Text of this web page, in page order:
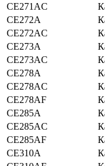
CE271AС
CE272A
CE272AC
CE273A
CE273AC
CE278A
CE278AC
CE278AF
CE285A
CE285AC
CE285AF
CE310A